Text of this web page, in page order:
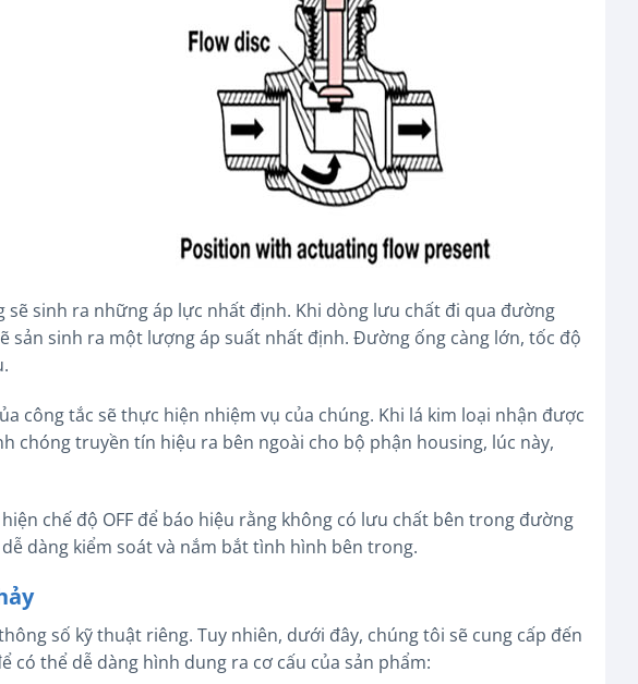
sinh ra những áp lực nhất định. Khi dòng lưu chất đi qua đường
sản sinh ra một lượng áp suất nhất định. Đường ống càng lớn, tốc độ
công tắc sẽ thực hiện nhiệm vụ của chúng. Khi lá kim loại nhận được
chóng truyền tín hiệu ra bên ngoài cho bộ phận housing, lúc này,
chế độ OFF để báo hiệu rằng không có lưu chất bên trong đường
dàng kiểm soát và nắm bắt tình hình bên trong.
số kỹ thuật riêng. Tuy nhiên, dưới đây, chúng tôi sẽ cung cấp đến
thể dễ dàng hình dung ra cơ cấu của sản phẩm: